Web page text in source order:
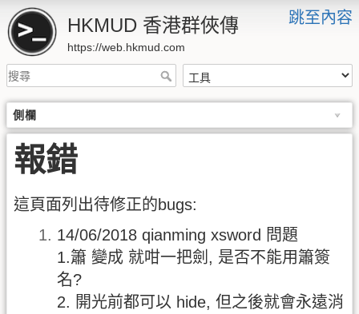
跳至內容
HKMUD 香港群俠傳
https://web.hkmud.com
側欄
報錯
這頁面列出待修正的bugs:
14/06/2018 qianming xsword 問題
1.簫 變成 就咁一把劍, 是否不能用簫簽
名?
2. 開光前都可以 hide, 但之後就會永遠消